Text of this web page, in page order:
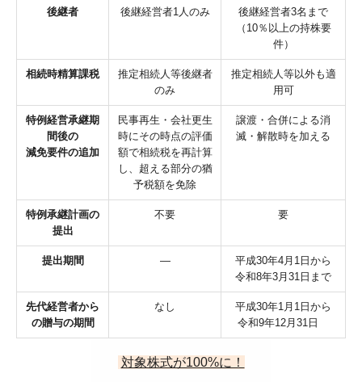
後継者 後継経営者1人のみ
後継経営者3名まで
（10％以上の持株要
件）
相続時精算課税
推定相続人等後継者
のみ
推定相続人等以外も適
用可
特例経営承継期
間後の
減免要件の追加
民事再生・会社更生
時にその時点の評価
額で相続税を再計算
し、超える部分の猶
予税額を免除
譲渡・合併による消
滅・解散時を加える
特例承継計画の
提出
不要 要
提出期間 ―
平成30年4月1日から
令和8年3月31日まで
先代経営者から
の贈与の期間
なし
平成30年1月1日から
令和9年12月31日
対象株式が100%に！